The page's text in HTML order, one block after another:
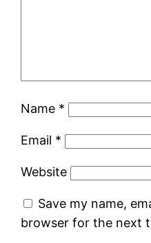
Name *
Email *
Website
Save my name,
browser for the next